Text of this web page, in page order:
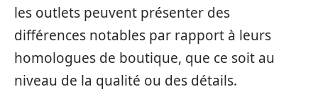
les outlets peuvent présenter des
différences notables par rapport à leurs
homologues de boutique, que ce soit au
niveau de la qualité ou des détails.